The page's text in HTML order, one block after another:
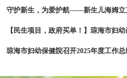
守护新生，为爱护航——新生儿海姆立
【民生项目，政府买单！】琼海市妇
琼海市妇幼保健院召开2025年度工作